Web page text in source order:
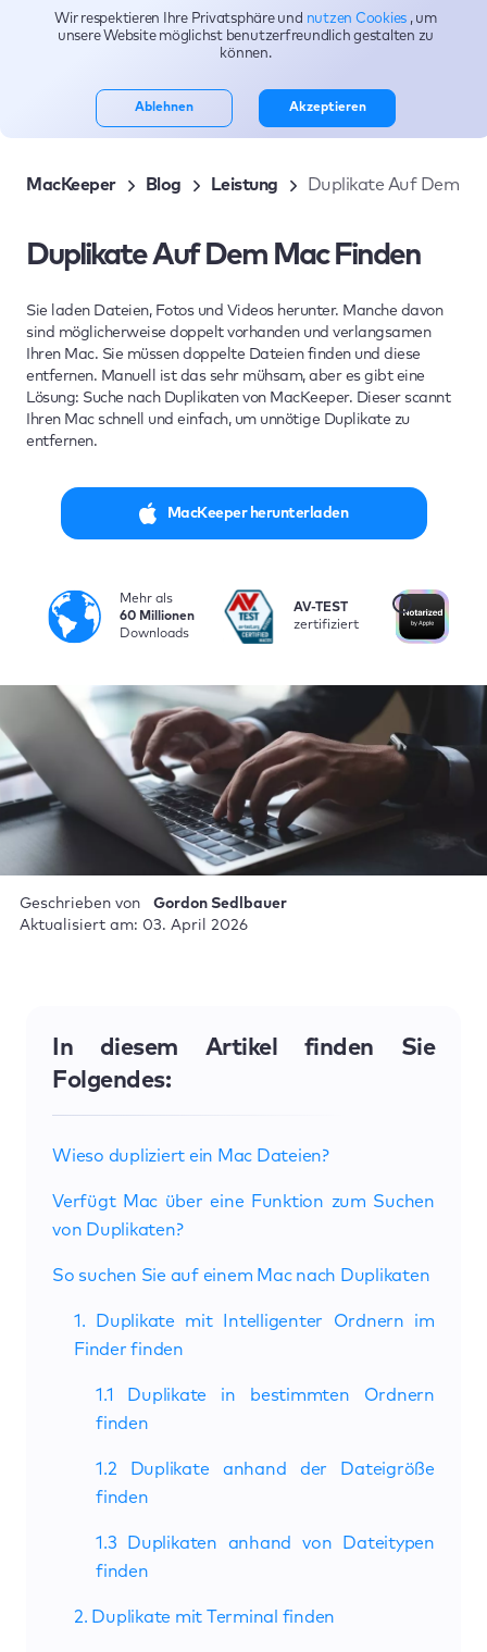
Themen
MacKeeper Blog Leistung Duplikate Auf Dem
Duplikate Auf Dem Mac Finden
Sie laden Dateien, Fotos und Videos herunter. Manche davon
sind möglicherweise doppelt vorhanden und verlangsamen
Ihren Mac. Sie müssen doppelte Dateien finden und diese
entfernen. Manuell ist das sehr mühsam, aber es gibt eine
Lösung: Suche nach Duplikaten von MacKeeper. Dieser scannt
Ihren Mac schnell und einfach, um unnötige Duplikate zu
entfernen.
MacKeeper herunterladen
Mehr als
60 Millionen
Downloads
i
AV-TEST
zertifiziert
Geschrieben von
Gordon Sedlbauer
Aktualisiert am: 03. April 2026
In diesem Artikel finden Sie
Folgendes:
Wieso dupliziert ein Mac Dateien?
Verfügt Mac über eine Funktion zum Suchen
von Duplikaten?
So suchen Sie auf einem Mac nach Duplikaten
1. Duplikate mit Intelligenter Ordnern im
Finder finden
1.1 Duplikate in bestimmten Ordnern
finden
1.2 Duplikate anhand der Dateigröße
finden
1.3 Duplikaten anhand von Dateitypen
finden
2. Duplikate mit Terminal finden
Wir respektieren Ihre Privatsphäre und nutzen Cookies , um
unsere Website möglichst benutzerfreundlich gestalten zu
können.
Ablehnen Akzeptieren